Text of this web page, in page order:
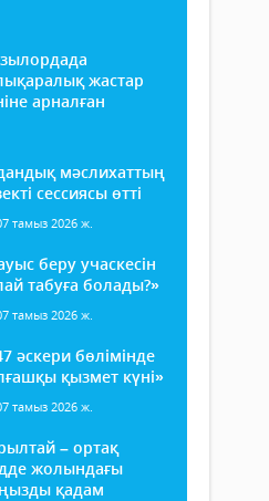
жастар
арналған
мәслихаттың
сессиясы өтті
тамыз 2026 ж.
беру учаскесін
табуға болады?»
тамыз 2026 ж.
әскери бөлімінде
қызмет күні»
тамыз 2026 ж.
– ортақ
жолындағы
қадам